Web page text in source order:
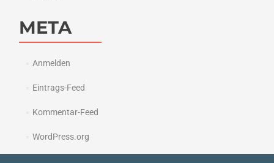
META
Anmelden
Eintrags-Feed
Kommentar-Feed
WordPress.org